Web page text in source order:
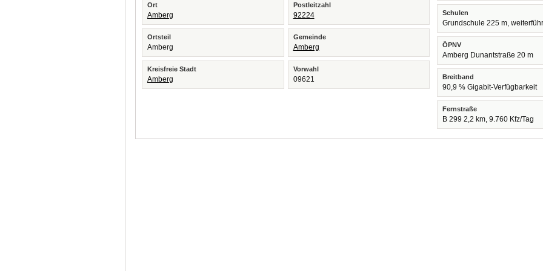
Ort
Amberg
Postleitzahl
92224
Ortsteil
Amberg
Gemeinde
Amberg
Kreisfreie Stadt
Amberg
Vorwahl
09621
Schulen
Grundschule 225 m,
ÖPNV
Amberg Dunantstraße 20 m
Breitband
90,9 % Gigabit-Verfügbarkeit
Fernstraße
B 299 2,2 km, 9.760 Kfz/Tag